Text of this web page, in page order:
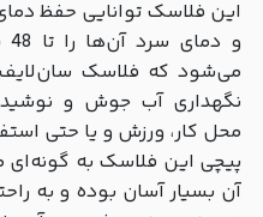
و
می‌شود که فلاسک سان‌لایف
نگهداری آب جوش و
محل کار، ورزش و یا حتی
پیچی این فلاسک به
آن بسیار آسان بوده و به